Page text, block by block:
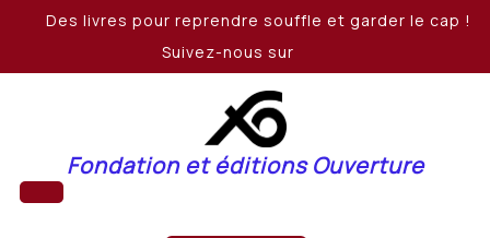
Des livres pour reprendre souffle et garder le cap !
Suivez-nous sur
Fondation et éditions Ouverture